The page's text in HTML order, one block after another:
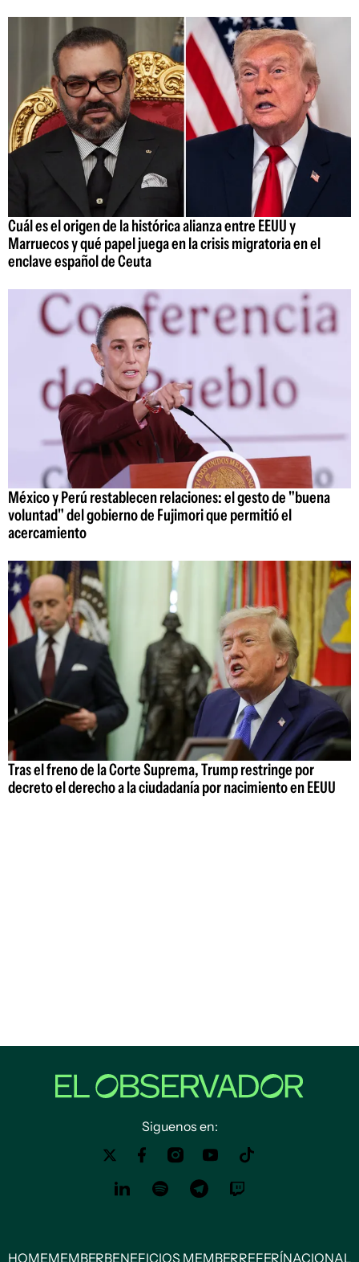
Cuál es el origen de la histórica alianza entre EEUU y
Marruecos y qué papel juega en la crisis migratoria en el
enclave español de Ceuta
México y Perú restablecen relaciones: el gesto de "buena
voluntad" del gobierno de Fujimori que permitió el
acercamiento
Tras el freno de la Corte Suprema, Trump restringe por
decreto el derecho a la ciudadanía por nacimiento en EEUU
Siguenos en:
HOMEMEMBERBENEFICIOS MEMBERREFERÍNACIONAL